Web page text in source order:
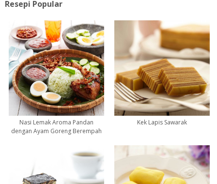
Resepi Popular
Nasi Lemak Aroma Pandan
dengan Ayam Goreng Berempah
Kek Lapis Sawarak